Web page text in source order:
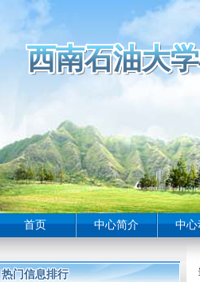
西南石油大
西南石油大
西南石油大
西南石油大
西南石油大
西南石油大
西南石油大
西南石油大
西南石油大
西南石油大
西南石油大
西南石油大
西南石油大
西南石油大
西南石油大
西南石油大
西南石油大
西南石油大
西南石油大
西南石油大
西南石油大
西南石油大
西南石油大
西南石油大
西南石油大
西南石油大
西南石油大
西南石油大
西南石油大
西南石油大
西南石油大
西南石油大
西南石油大
西南石油大
西南石油大
西南石油大
西南石油大
西南石油大
西南石油大
西南石油大
西南石油大
西南石油大
西南石油大
西南石油大
西南石油大
首页 中心简介 中心
热门信息排行
热门信息排行
热门信息排行
热门信息排行
热门信息排行
热门信息排行
热门信息排行
热门信息排行
热门信息排行